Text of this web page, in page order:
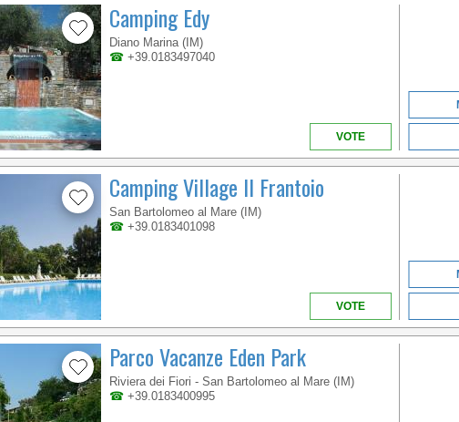
Camping Edy
Diano Marina (IM)
☎ +39.0183497040
VOTE
Camping Village Il Frantoio
San Bartolomeo al Mare (IM)
☎ +39.0183401098
VOTE
Parco Vacanze Eden Park
Riviera dei Fiori - San Bartolomeo al Mare (IM)
☎ +39.0183400995